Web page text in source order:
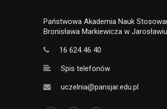
Państwowa Akademia Nauk
Bronisława Markiewicza w Jarosławiu
16 624 46 40
Spis telefonów
uczelnia@pansjar.edu.pl